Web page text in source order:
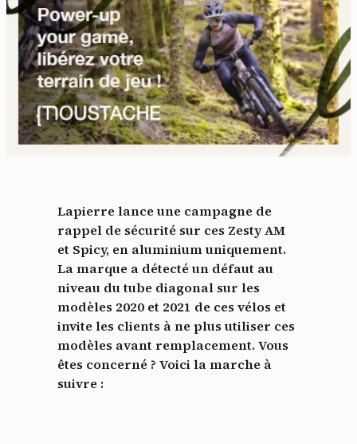
Lapierre lance une campagne de
rappel de sécurité sur ces Zesty AM
et Spicy, en aluminium uniquement.
La marque a détecté un défaut au
niveau du tube diagonal sur les
modèles 2020 et 2021 de ces vélos et
invite les clients à ne plus utiliser ces
modèles avant remplacement. Vous
êtes concerné ? Voici la marche à
suivre :